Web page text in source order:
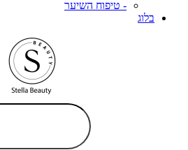
- טיפוח השיער
בלוג